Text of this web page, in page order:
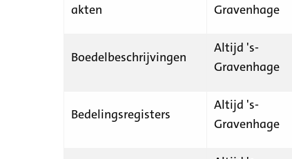
akten
Gravenhage
Boedelbeschrijvingen
Altijd 's-
Gravenhage
Bedelingsregisters
Altijd 's-
Gravenhage